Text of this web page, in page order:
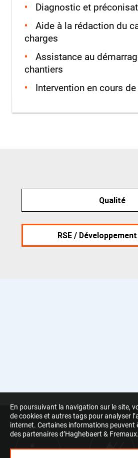
Diagnostic et
Aide à la rédaction du
charges
Assistance au
chantiers
Intervention en cours
Qualité
RSE /
En poursuivant la navigation sur le site,
de cookies et autres tags pour analyser
internet. Certaines informations peuvent
des partenaires d’Haghebaert & Fremaux.